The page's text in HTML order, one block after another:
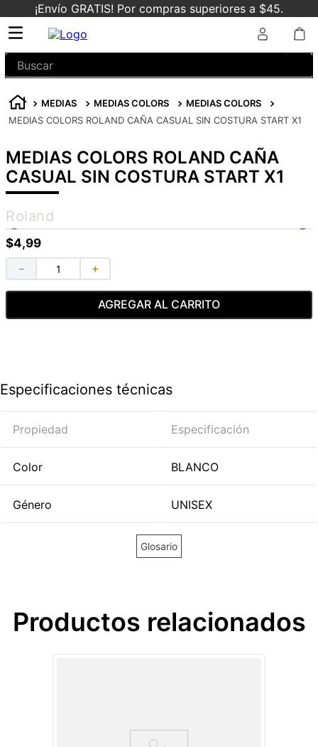
¡Envío GRATIS! Por compras superiores a $45.
Buscar
MEDIAS MEDIAS COLORS
MEDIAS COLORS
MEDIAS COLORS ROLAND CAÑA CASUAL SIN COSTURA START X1
MEDIAS COLORS ROLAND CAÑA
CASUAL SIN COSTURA START X1
Roland
$4,99
＋
－
AGREGAR AL CARRITO
Especificaciones técnicas
Propiedad Especificación
Color BLANCO
Género UNISEX
Glosario
Productos relacionados